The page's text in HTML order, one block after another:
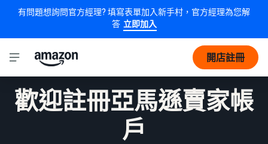
有問題想詢問官方經理? 填寫表單加入新手村，官方經理為您解
答 立即加入
開店註冊
歡迎註冊亞馬遜賣家帳
戶